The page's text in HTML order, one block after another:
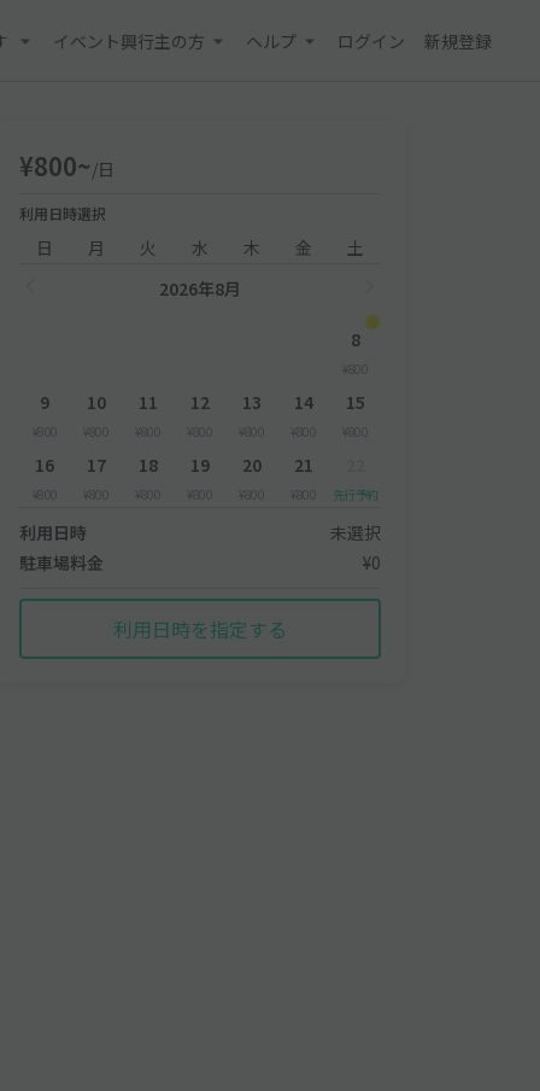
イベント興行主の方 ヘルプ ログイン 新規登録
¥800~/日
利用日時選択
日 月 火 水 木 金
土
2026年8月
8
¥800
9
¥800
10
¥800
11
¥800
12
¥800
13
¥800
14
¥800
15
¥800
16
¥800
17
¥800
18
¥800
19
¥800
20
¥800
21
¥800 先行予約
利用日時
未選択
駐車場料金
¥0
利用日時を指定する